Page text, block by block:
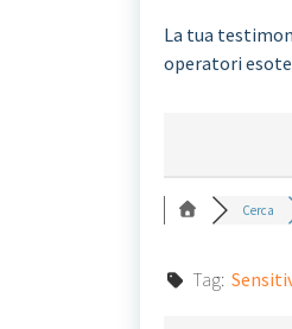
La tua
operatori
Cerca
Tag: